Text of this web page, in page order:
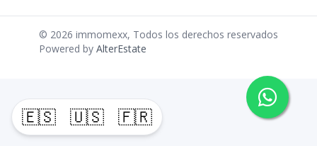
🇪🇸 🇺🇸 🇫🇷
© 2026 immomexx, Todos los derechos reservados
Powered by AlterEstate